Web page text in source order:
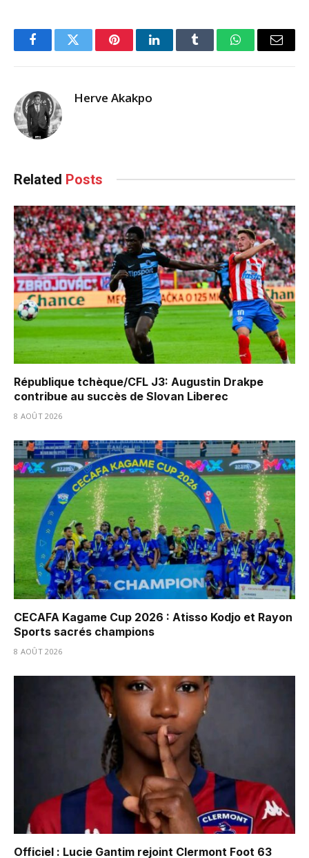
FacebookTwitter PinterestLinkedInTumblr WhatsAppEmail
Herve Akakpo
Related Posts
République tchèque/CFL J3: Augustin Drakpe
contribue au succès de Slovan Liberec
8 AOÛT 2026
CECAFA Kagame Cup 2026 : Atisso Kodjo et Rayon
Sports sacrés champions
8 AOÛT 2026
Officiel : Lucie Gantim rejoint Clermont Foot 63